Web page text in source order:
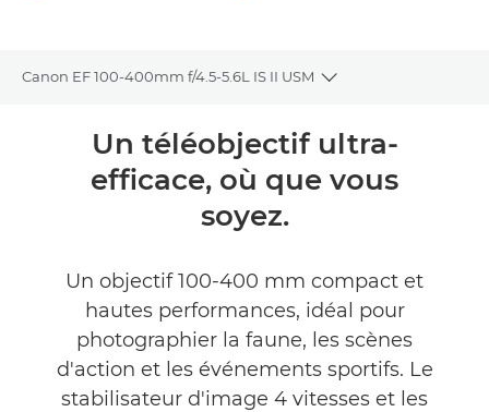
Canon EF 100-400mm f/4.5-5.6L IS II USM
Toggle breadcrumbs
Présentation
Caractéristiques
TROUVER UN REVENDEUR
Un téléobjectif ultra-
efficace, où que vous
soyez.
Un objectif 100-400 mm compact et
hautes performances, idéal pour
photographier la faune, les scènes
d'action et les événements sportifs. Le
stabilisateur d'image 4 vitesses et les